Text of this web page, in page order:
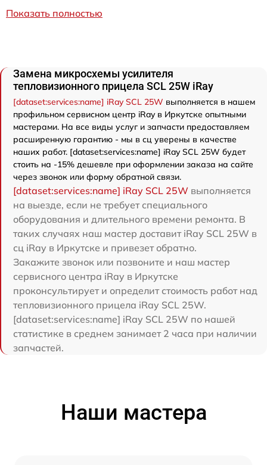
Показать полностью
Замена микросхемы усилителя
тепловизионного прицела SCL 25W iRay
[dataset:services:name] iRay SCL 25W выполняется в нашем
профильном сервисном центр iRay в Иркутске опытными
мастерами. На все виды услуг и запчасти предоставляем
расширенную гарантию - мы в сц уверены в качестве
наших работ. [dataset:services:name] iRay SCL 25W будет
стоить на -15% дешевле при оформлении заказа на сайте
через звонок или форму обратной связи.
[dataset:services:name] iRay SCL 25W выполняется
на выезде, если не требует специального
оборудования и длительного времени ремонта. В
таких случаях наш мастер доставит iRay SCL 25W в
сц iRay в Иркутске и привезет обратно.
Закажите звонок или позвоните и наш мастер
сервисного центра iRay в Иркутске
проконсультирует и определит стоимость работ над
тепловизионного прицела iRay SCL 25W.
[dataset:services:name] iRay SCL 25W по нашей
статистике в среднем занимает 2 часа при наличии
запчастей.
Наши мастера